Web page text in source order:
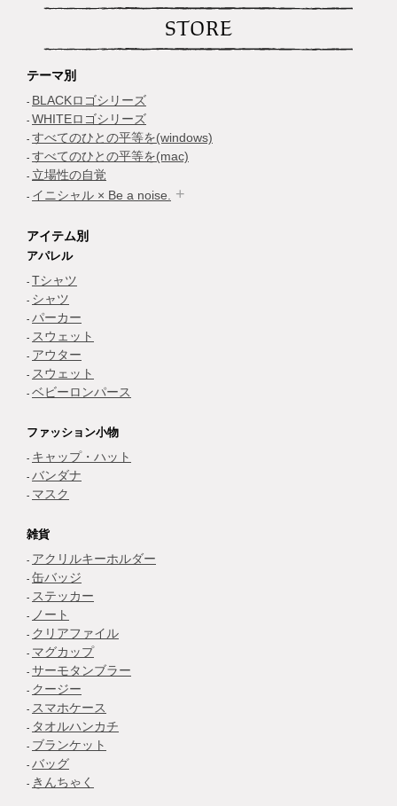
STORE
テーマ別
BLACKロゴシリーズ
WHITEロゴシリーズ
すべてのひとの平等を(windows)
すべてのひとの平等を(mac)
立場性の自覚
イニシャル × Be a noise.
アイテム別
アパレル
Tシャツ
シャツ
パーカー
スウェット
アウター
スウェット
ベビーロンパース
ファッション小物
キャップ・ハット
バンダナ
マスク
雑貨
アクリルキーホルダー
缶バッジ
ステッカー
ノート
クリアファイル
マグカップ
サーモタンブラー
クージー
スマホケース
タオルハンカチ
ブランケット
バッグ
きんちゃく